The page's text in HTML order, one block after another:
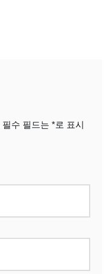
필수 필드는 *로 표시